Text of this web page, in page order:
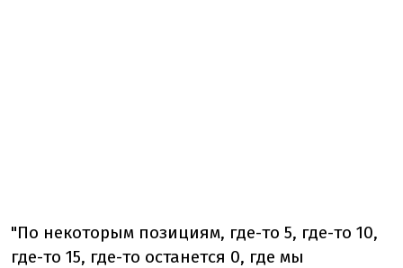
"По некоторым позициям, где-то 5, где-то 10,
где-то 15, где-то останется 0, где мы